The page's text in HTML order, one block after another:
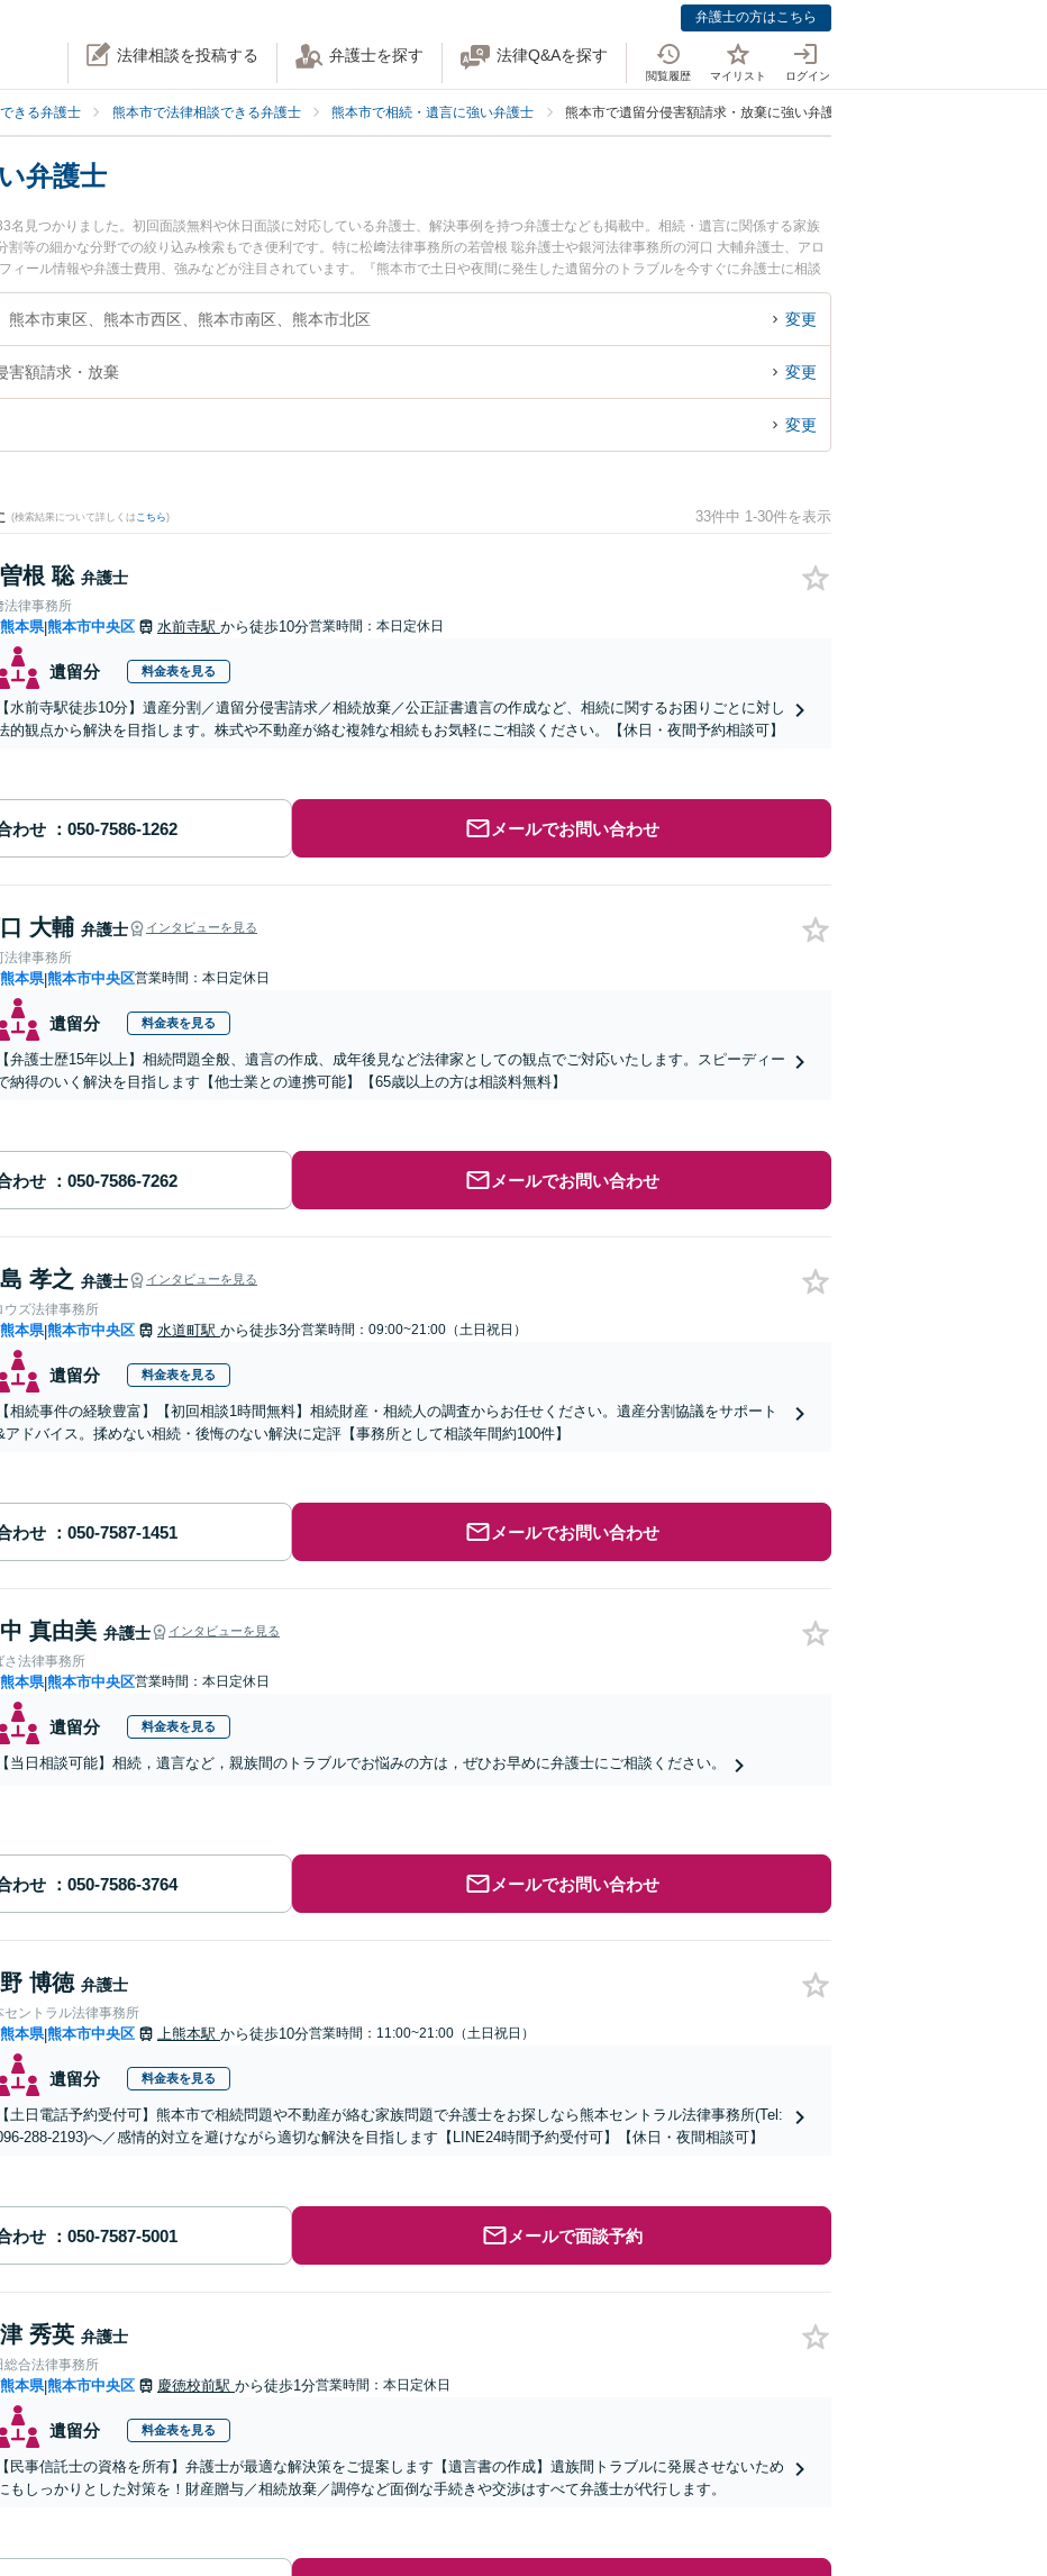
弁護士の方はこちら
法律相談を投稿する 弁護士を探す 法律Q&Aを探す
閲覧履歴 マイリスト ログイン
きる弁護士 熊本市で法律相談できる弁護士 熊本市で相続・遺言に強い弁護士 熊本市で遺留分侵害額請求・放棄に強い弁護士
弁護士
名見つかりました。初回面談無料や休日面談に対応している弁護士、解決事例を持つ弁護士なども掲載中。相続・遺言に関係する家族
割等の細かな分野での絞り込み検索もでき便利です。特に松﨑法律事務所の若曽根 聡弁護士や銀河法律事務所の河口 大輔弁護士、アロ
ィール情報や弁護士費用、強みなどが注目されています。『熊本市で土日や夜間に発生した遺留分のトラブルを今すぐに弁護士に相談
富な近くの弁護士を検索したい』『初回相談無料で遺留分を法律相談できる熊本市内の弁護士に相談予約したい』などでお困りの相談者
熊本市東区、熊本市西区、熊本市南区、熊本市北区 変更
害額請求・放棄 変更
変更
(検索結果について詳しくは こちら) 33件中 1-30件を表示
根 聡 弁護士
法律事務所
熊本県|熊本市中央区 水前寺駅 から徒歩10分営業時間：本日定休日
遺留分 料金表を見る
【水前寺駅徒歩10分】遺産分割／遺留分侵害請求／相続放棄／公正証書遺言の作成など、相続に関するお困りごとに対し
的観点から解決を目指します。株式や不動産が絡む複雑な相続もお気軽にご相談ください。【休日・夜間予約相談可】
わせ メールでお問い合わせ
大輔 弁護士 インタビューを見る
法律事務所
熊本県|熊本市中央区営業時間：本日定休日
遺留分 料金表を見る
【弁護士歴15年以上】相続問題全般、遺言の作成、成年後見など法律家としての観点でご対応いたします。スピーディー
納得のいく解決を目指します【他士業との連携可能】【65歳以上の方は相談料無料】
わせ メールでお問い合わせ
孝之 弁護士 インタビューを見る
ウズ法律事務所
熊本県|熊本市中央区 水道町駅 から徒歩3分営業時間：09:00~21:00（土日祝日）
遺留分 料金表を見る
【相続事件の経験豊富】【初回相談1時間無料】相続財産・相続人の調査からお任せください。遺産分割協議をサポート
アドバイス。揉めない相続・後悔のない解決に定評【事務所として相談年間約100件】
わせ メールでお問い合わせ
真由美 弁護士 インタビューを見る
さ法律事務所
熊本県|熊本市中央区営業時間：本日定休日
遺留分 料金表を見る
【当日相談可能】相続，遺言など，親族間のトラブルでお悩みの方は，ぜひお早めに弁護士にご相談ください。
わせ メールでお問い合わせ
博徳 弁護士
セントラル法律事務所
熊本県|熊本市中央区 上熊本駅 から徒歩10分営業時間：11:00~21:00（土日祝日）
遺留分 料金表を見る
【土日電話予約受付可】熊本市で相続問題や不動産が絡む家族問題で弁護士をお探しなら熊本セントラル法律事務所(Tel:
288-2193)へ／感情的対立を避けながら適切な解決を目指します【LINE24時間予約受付可】【休日・夜間相談可】
わせ メールで面談予約
秀英 弁護士
総合法律事務所
熊本県|熊本市中央区 慶徳校前駅 から徒歩1分営業時間：本日定休日
遺留分 料金表を見る
【民事信託士の資格を所有】弁護士が最適な解決策をご提案します【遺言書の作成】遺族間トラブルに発展させないため
もしっかりとした対策を！財産贈与／相続放棄／調停など面倒な手続きや交渉はすべて弁護士が代行します。